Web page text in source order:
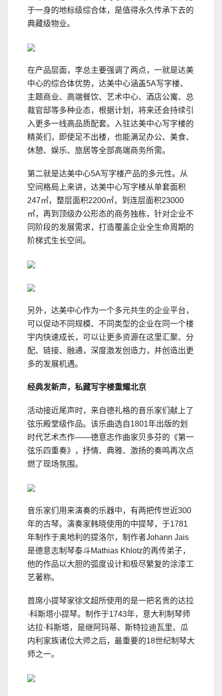
于一身的地标级综合体，是值得永久传承下去的
典藏级物业。
在产品层面，李总主要强调了两点，一就是达美
中心的综合体优势，达美中心涵盖5A写字楼、
主题商业、高端餐饮、艺术中心、酒店公寓、总
裁官邸等多种业态，根据计划，将来还会持续引
入更多一线高品质配套。入驻达美中心写字楼的
精英们，即使足不出楼，也能满足办公、美食、
休憩、娱乐、旅居等全部高端商务所需。
第二就是达美中心5A写字楼产品的多元性。从
空间格局上来讲，达美中心写字楼从单套面积
247㎡，整层面积2200㎡，到连层面积23000
㎡，再到顶级办公形态的商务独栋，针对企业不
同阶段的发展需求，打造覆盖企业全生命周期的
阶梯式生长空间。
另外，达美中心作为一个多元共生的企业平台，
可以促动不同规模、不同类型的企业在同一个楼
宇内快速成长，可以让更多资源在这里汇聚、分
配、链接、融通，深度激发创造力，并创造出更
多的发展机遇。
经典发新声，私藏写字楼重耀北京
活动接近尾声时，来自德礼格的音乐家们献上了
弦乐殿堂级作品。该乐曲选自1801年出版的划
时代艺术杰作——德意志作曲家贝多芬的《第一
弦乐四重奏》，抒情、典雅、激扬的奏鸣再次点
燃了现场氛围。
音乐家们用来演奏的乐器中，有两把传世近300
年的古琴。演奏家韩晓使用的中提琴，于1781
年制作于奥地利的提洛尔，制作者Johann Jais
是德意志制琴泰斗Mathias Khlotz的再传弟子，
他的作品以大胆的弧度设计和极尽繁复的涂漆工
艺著称。
首席小提琴家徐文超所使用的是一把名贵的达拉
·科斯塔小提琴。制作于1743年，意大利制琴师
达拉·科斯塔，是继阿玛蒂、斯特拉迪瓦里、瓜
内利家族诸位大师之后，最重要的18世纪制琴大
师之一。